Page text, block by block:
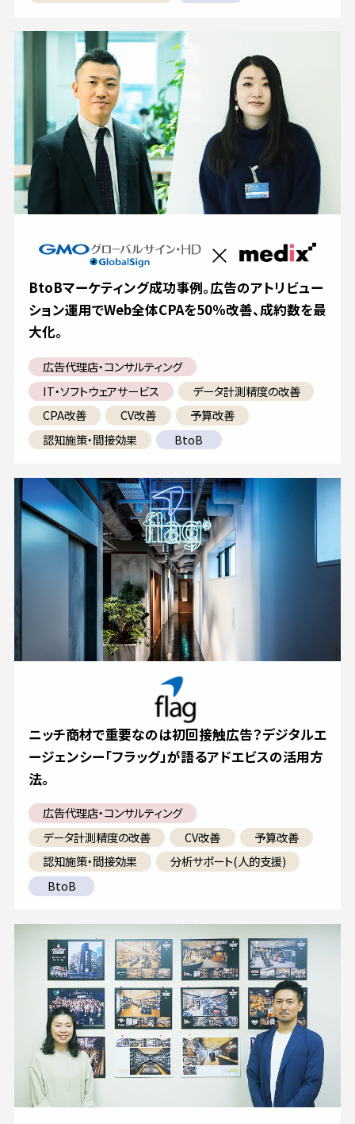
BtoBマーケティング成功事例。広告のアトリビュー
ション運用でWeb全体CPAを50％改善、成約数を最
大化。
広告代理店・コンサルティング
IT・ソフトウェアサービス
データ計測精度の改善
CPA改善
CV改善
予算改善
認知施策・間接効果
BtoB
ニッチ商材で重要なのは初回接触広告？デジタルエ
ージェンシー「フラッグ」が語るアドエビスの活用方
法。
広告代理店・コンサルティング
データ計測精度の改善
CV改善
予算改善
認知施策・間接効果
分析サポート(人的支援)
BtoB